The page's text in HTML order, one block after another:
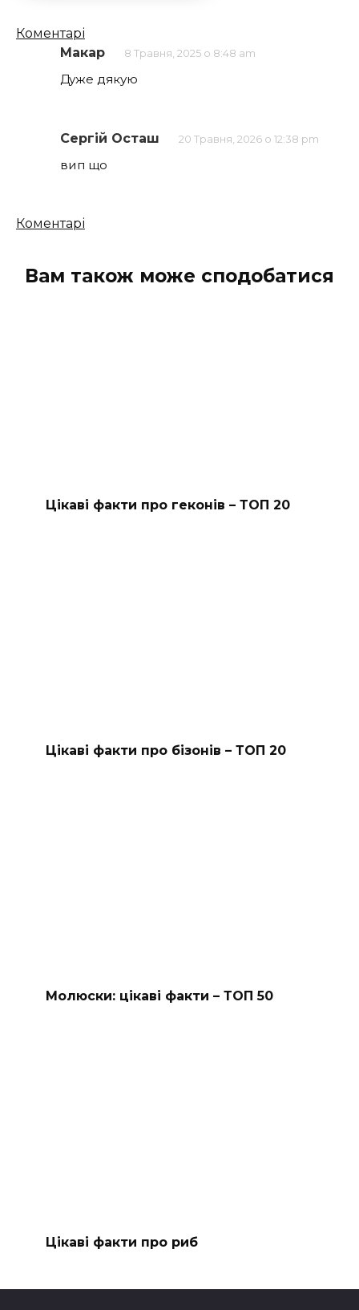
Кількість
коментарів
Коментарі
Макар
8 Травня, 2025 о 8:48 am
Дуже дякую
Сергій Осташ 20 Травня, 2026 о 12:38 pm
вип що
Кількість
Коментарі
Вам також може сподобатися
Цікаві факти про геконів – ТОП 20
Цікаві факти про бізонів – ТОП 20
Молюски: цікаві факти – ТОП 50
Цікаві факти про риб